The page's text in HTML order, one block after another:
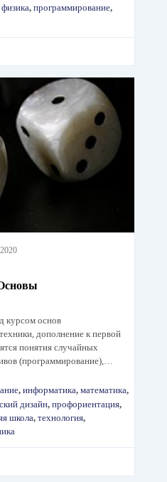
физика, программирование,
курсом основ
дополнение к первой
понятия случайных
(программирование),…
, информатика, математика,
дизайн, профориентация,
школа, технология,